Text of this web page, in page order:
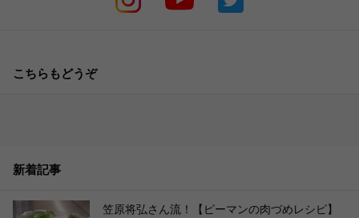
こちらもどうぞ
新着記事
笠原将弘さん流！【ピーマンの肉づめレシピ】